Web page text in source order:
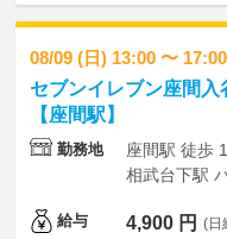
08/09 (日) 13:00 〜 17:00
セブンイレブン座間
【座間駅】
勤務地
座間駅 徒歩
相武台下駅
給与 4,900 円 (日